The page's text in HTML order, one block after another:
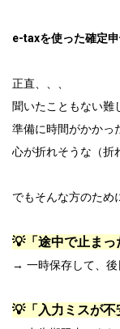
e-taxを使った確定
正直、、、
聞いたこともない難
準備に時間がかかっ
心が折れそうな（折
でもそんな方のため
💡「途中で止まっ
→ 一時保存して、
💡「入力ミスが不